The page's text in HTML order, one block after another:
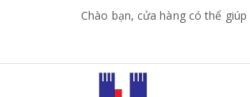
Chào bạn, cửa hàng có thể giúp